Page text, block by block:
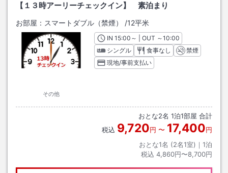
【１３時アーリーチェックイン】 素泊まり
お部屋： スマートダブル（禁煙） /12平米
その他
INチェックイン
15:00 ～ | OUT チェックアウト
～10:00
シングル
食事なし
禁煙
現地/事前支払い
おとな2名 1泊1部屋 合計
税込 9,720円 〜 17,400円
おとな1名 (2名1室)｜ 1泊
税込 4,860円〜8,700円